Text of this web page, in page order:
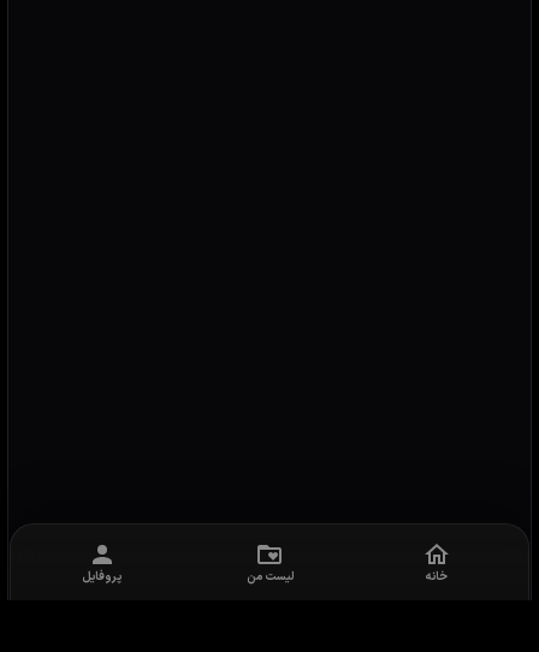
خانه لیست من پروفایل